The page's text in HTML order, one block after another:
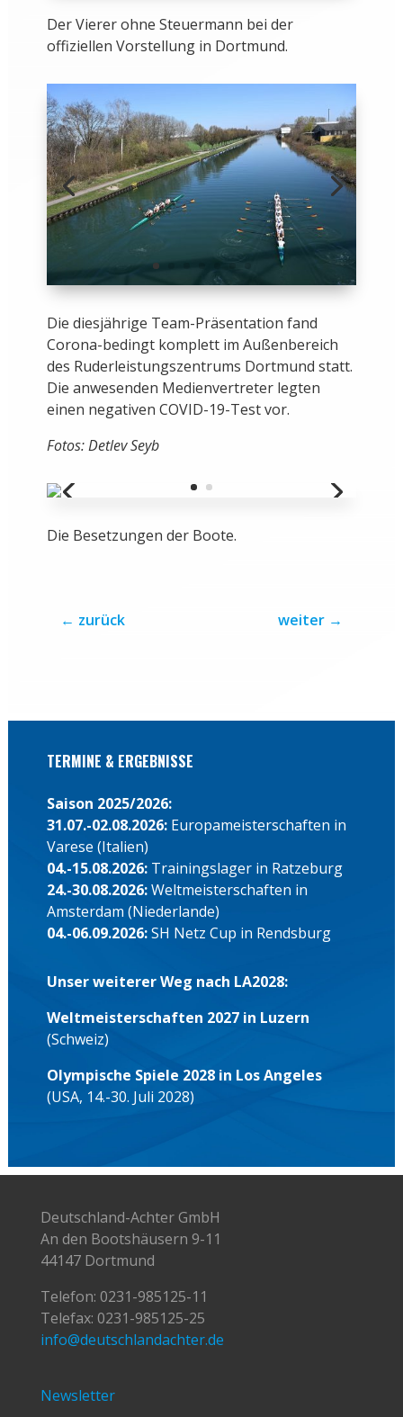
Der Vierer ohne Steuermann bei der
offiziellen Vorstellung in Dortmund.
Die diesjährige Team-Präsentation fand
Corona-bedingt komplett im Außenbereich
des Ruderleistungszentrums Dortmund statt.
Die anwesenden Medienvertreter legten
einen negativen COVID-19-Test vor.
Fotos: Detlev Seyb
Die Besetzungen der Boote.
← zurück weiter →
TERMINE & ERGEBNISSE
Saison 2025/2026:
31.07.-02.08.2026:Europameisterschaften in
Varese (Italien)
04.-15.08.2026: Trainingslager in Ratzeburg
24.-30.08.2026:Weltmeisterschaften in
Amsterdam (Niederlande)
04.-06.09.2026:SH Netz Cup in Rendsburg
Unser weiterer Weg nach LA2028:
Weltmeisterschaften 2027 in Luzern
(Schweiz)
Olympische Spiele 2028 in Los Angeles
(USA, 14.-30. Juli 2028)
Deutschland-Achter GmbH
An den Bootshäusern 9-11
44147 Dortmund
Telefon: 0231-985125-11
Telefax: 0231-985125-25
info@deutschlandachter.de
Newsletter